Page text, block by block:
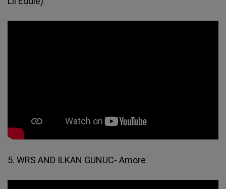
5. WRS AND ILKAN GUNUC- Amore